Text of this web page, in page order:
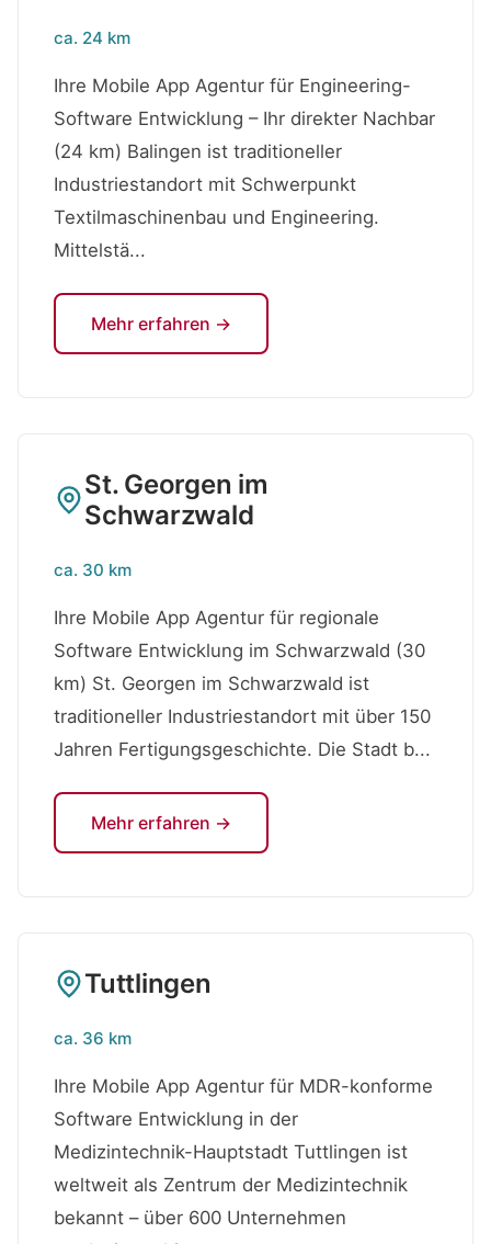
ca. 24 km
Ihre Mobile App Agentur für Engineering-
Software Entwicklung – Ihr direkter Nachbar
(24 km) Balingen ist traditioneller
Industriestandort mit Schwerpunkt
Textilmaschinenbau und Engineering.
Mittelstä...
Mehr erfahren →
St. Georgen im
Schwarzwald
ca. 30 km
Ihre Mobile App Agentur für regionale
Software Entwicklung im Schwarzwald (30
km) St. Georgen im Schwarzwald ist
traditioneller Industriestandort mit über 150
Jahren Fertigungsgeschichte. Die Stadt b...
Mehr erfahren →
Tuttlingen
ca. 36 km
Ihre Mobile App Agentur für MDR-konforme
Software Entwicklung in der
Medizintechnik-Hauptstadt Tuttlingen ist
weltweit als Zentrum der Medizintechnik
bekannt – über 600 Unternehmen